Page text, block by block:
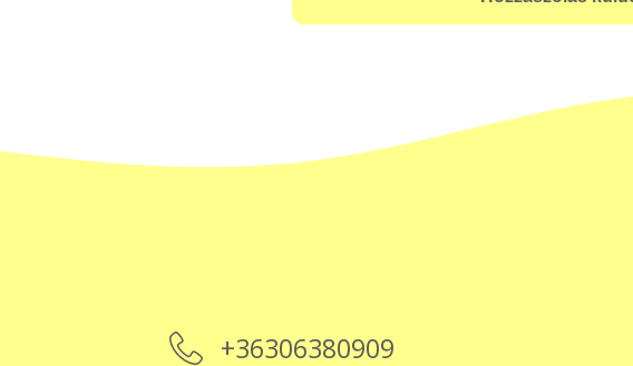
+36306380909